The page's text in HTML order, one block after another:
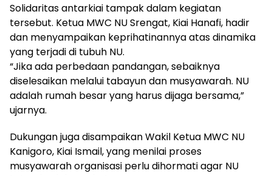
Solidaritas antarkiai tampak dalam kegiatan
tersebut. Ketua MWC NU Srengat, Kiai Hanafi, hadir
dan menyampaikan keprihatinannya atas dinamika
yang terjadi di tubuh NU.
“Jika ada perbedaan pandangan, sebaiknya
diselesaikan melalui tabayun dan musyawarah. NU
adalah rumah besar yang harus dijaga bersama,”
ujarnya.
Dukungan juga disampaikan Wakil Ketua MWC NU
Kanigoro, Kiai Ismail, yang menilai proses
musyawarah organisasi perlu dihormati agar NU